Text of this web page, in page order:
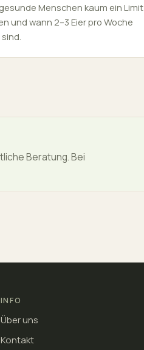
Menschen kaum ein Limit
und wann 2–3 Eier pro Woche
Beratung. Bei
INFO
Über uns
Kontakt